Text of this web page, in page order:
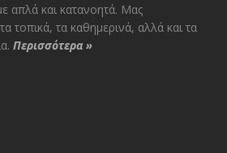
απλά και κατανοητά. Μας
τοπικά, τα καθημερινά, αλλά και τα
Περισσότερα»